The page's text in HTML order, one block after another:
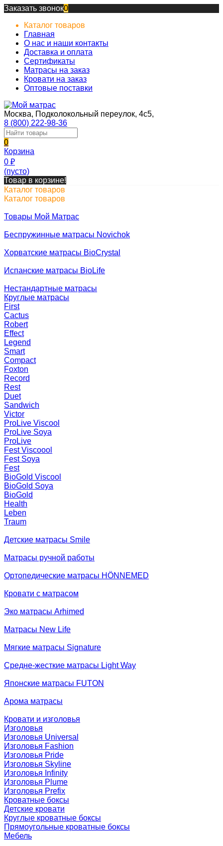
Заказать звонок0
Каталог товаров
Главная
О нас и наши контакты
Доставка и оплата
Сертификаты
Матрасы на заказ
Кровати на заказ
Оптовые поставки
Москва, Подколокольный переулок, 4с5,
8 (800) 222-98-36
0
Корзина
0 ₽
(пусто)
Товар в корзине!
Каталог товаров
Каталог товаров
Товары Мой Матрас
Беспружинные матрасы Novichok
Хорватские матрасы BioCrystal
Испанские матрасы BioLife
Нестандартные матрасы
Круглые матрасы
First
Cactus
Robert
Effect
Legend
Smart
Compact
Foxton
Record
Rest
Duet
Sandwich
Victor
ProLive Viscool
ProLive Soya
ProLive
Fest Viscoool
Fest Soya
Fest
BioGold Viscool
BioGold Soya
BioGold
Health
Leben
Traum
Детские матрасы Smile
Матрасы ручной работы
Ортопедические матрасы HÖNNEMED
Кровати с матрасом
Эко матрасы Arhimed
Матрасы New Life
Мягкие матрасы Signature
Средне-жесткие матрасы Light Way
Японские матрасы FUTON
Арома матрасы
Кровати и изголовья
Изголовья
Изголовья Universal
Изголовья Fashion
Изголовья Pride
Изголовья Skyline
Изголовья Infinity
Изголовья Plume
Изголовья Prefix
Кроватные боксы
Детские кровати
Круглые кроватные боксы
Прямоугольные кроватные боксы
Мебель